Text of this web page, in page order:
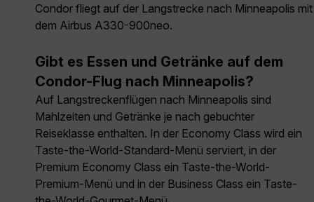
Condor fliegt auf der Langstrecke nach Minneapolis mit
dem Airbus A330-900neo.
Gibt es Essen und Getränke auf dem
Condor-Flug nach Minneapolis?
Auf Langstreckenflügen nach Minneapolis sind
Mahlzeiten und Getränke je nach gebuchter
Reiseklasse enthalten. In der Economy Class wird ein
Taste-the-World-Standard-Menü serviert, in der
Premium Economy Class ein Taste-the-World-
Premium-Menü und in der Business Class ein Taste-